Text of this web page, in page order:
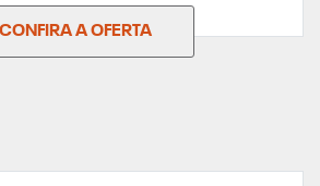
CONFIRA A OFERTA